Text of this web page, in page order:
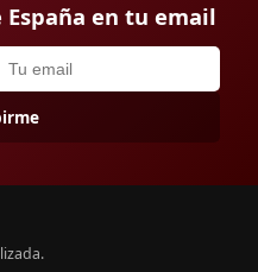
en tu email